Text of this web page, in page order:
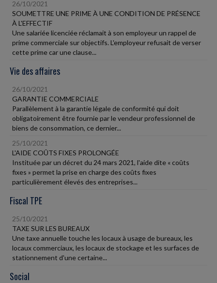
26/10/2021
SOUMETTRE UNE PRIME À UNE CONDITION DE PRÉSENCE
À L'EFFECTIF
Une salariée licenciée réclamait à son employeur un rappel de
prime commerciale sur objectifs. L'employeur refusait de verser
cette prime car une clause...
Vie des affaires
26/10/2021
GARANTIE COMMERCIALE
Parallèlement à la garantie légale de conformité qui doit
obligatoirement être fournie par le vendeur professionnel de
biens de consommation, ce dernier...
25/10/2021
L'AIDE COÛTS FIXES PROLONGÉE
Instituée par un décret du 24 mars 2021, l'aide dite « coûts
fixes » permet la prise en charge des coûts fixes
particulièrement élevés des entreprises...
Fiscal TPE
25/10/2021
TAXE SUR LES BUREAUX
Une taxe annuelle touche les locaux à usage de bureaux, les
locaux commerciaux, les locaux de stockage et les surfaces de
stationnement d'une certaine...
Social